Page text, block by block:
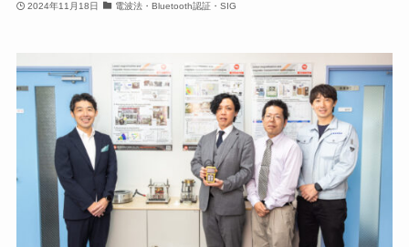
2024年11月18日 電波法・Bluetooth認証・SIG